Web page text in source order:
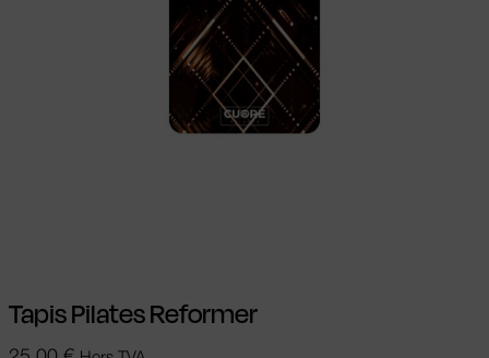
Tapis Pilates Reformer